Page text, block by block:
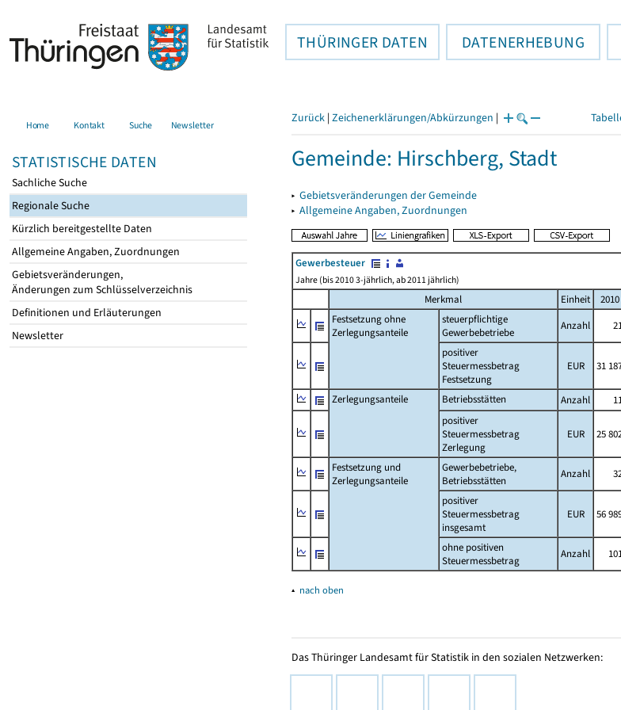
THÜRINGER DATEN DATENERHEBUNG
Home Kontakt Suche Newsletter
STATISTISCHE DATEN
Sachliche Suche
Regionale Suche
Kürzlich bereitgestellte Daten
Allgemeine Angaben, Zuordnungen
Gebietsveränderungen,
Änderungen zum Schlüsselverzeichnis
Definitionen und Erläuterungen
Newsletter
Zurück | Zeichenerklärungen/Abkürzungen |
Gemeinde: Hirschberg, Stadt
▸ Gebietsveränderungen der Gemeinde
▸ Allgemeine Angaben, Zuordnungen
Gewerbesteuer
Jahre (bis 2010 3-jährlich, ab 2011 jährlich)
Merkmal Einheit 2010
Festsetzung ohne
Zerlegungsanteile
steuerpflichtige
Gewerbebetriebe
Anzahl
positiver
Steuermessbetrag
Festsetzung
EUR 31
Zerlegungsanteile Betriebsstätten Anzahl
positiver
Steuermessbetrag
Zerlegung
EUR 25
Festsetzung und
Zerlegungsanteile
Gewerbebetriebe,
Betriebsstätten
Anzahl
positiver
Steuermessbetrag
insgesamt
EUR 56
ohne positiven
Steuermessbetrag
Anzahl
▴ nach oben
Das Thüringer Landesamt für Statistik in den sozialen Netzwerken: